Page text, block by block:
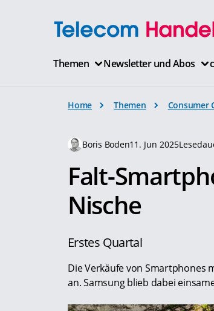
Themen Newsletter und Abos
Home Themen Consumer
Boris Boden11. Jun 2025
Falt-
Nische
Erstes Quartal
Die Verkäufe von Smartphones
an. Samsung blieb dabei